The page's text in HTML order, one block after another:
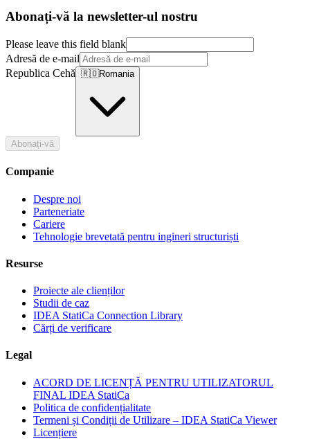
Abonați-vă la newsletter-ul nostru
Please leave this field blank
Adresă de e-mail
Republica Cehă 🇷🇴Romania
Abonați-vă
Companie
Despre noi
Parteneriate
Cariere
Tehnologie brevetată pentru ingineri structuriști
Resurse
Proiecte ale clienților
Studii de caz
IDEA StatiCa Connection Library
Cărți de verificare
Legal
ACORD DE LICENȚĂ PENTRU UTILIZATORUL
FINAL IDEA StatiCa
Politica de confidențialitate
Termeni și Condiții de Utilizare – IDEA StatiCa Viewer
Licențiere